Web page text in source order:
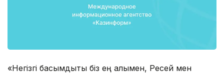
«Негізгі басымдықты біз ең алымен, Ресей мен